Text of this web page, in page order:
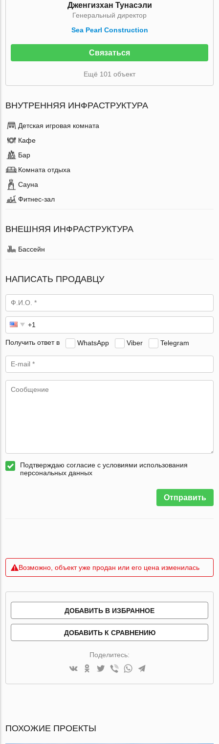
Дженгизхан Тунасэли
Генеральный директор
Sea Pearl Construction
Связаться
Ещё 101 объект
ВНУТРЕННЯЯ ИНФРАСТРУКТУРА
Детская игровая комната
Кафе
Бар
Комната отдыха
Сауна
Фитнес-зал
ВНЕШНЯЯ ИНФРАСТРУКТУРА
Бассейн
НАПИСАТЬ ПРОДАВЦУ
Получить ответ в WhatsApp Viber Telegram
Подтверждаю согласие с условиями использования
персональных данных
Отправить
Возможно, объект уже продан или его цена изменилась
ДОБАВИТЬ В ИЗБРАННОЕ
ДОБАВИТЬ К СРАВНЕНИЮ
Поделитесь:
ПОХОЖИЕ ПРОЕКТЫ